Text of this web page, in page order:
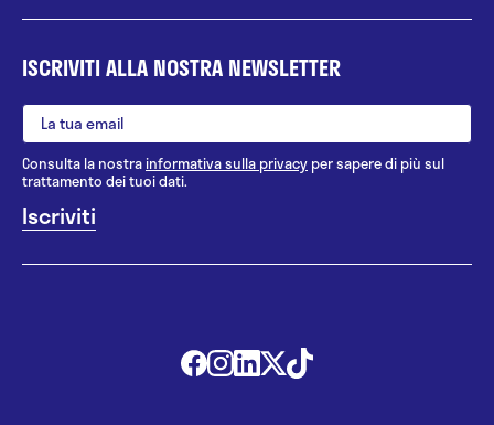
ISCRIVITI ALLA NOSTRA NEWSLETTER
Consulta la nostrainformativa sulla privacy per sapere di più sul
trattamento dei tuoi dati.